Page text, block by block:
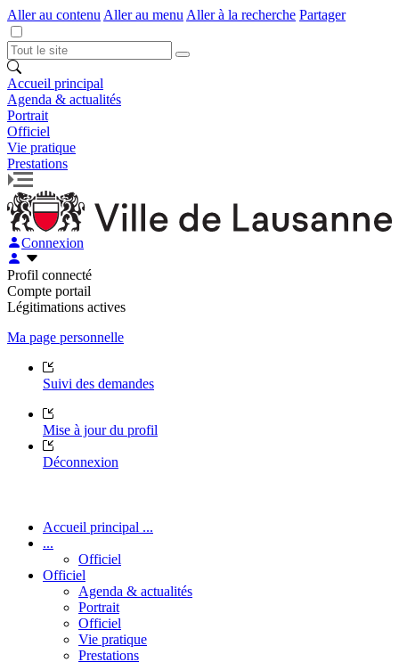
Aller au contenu Aller au menu Aller à la recherche Partager
Accueil principal
Agenda & actualités
Portrait
Officiel
Vie pratique
Prestations
Connexion
Profil connecté
Compte portail
Légitimations actives
Ma page personnelle
Suivi des demandes
Mise à jour du profil
Déconnexion
Accueil principal ...
...
Officiel
Officiel
Agenda & actualités
Portrait
Officiel
Vie pratique
Prestations